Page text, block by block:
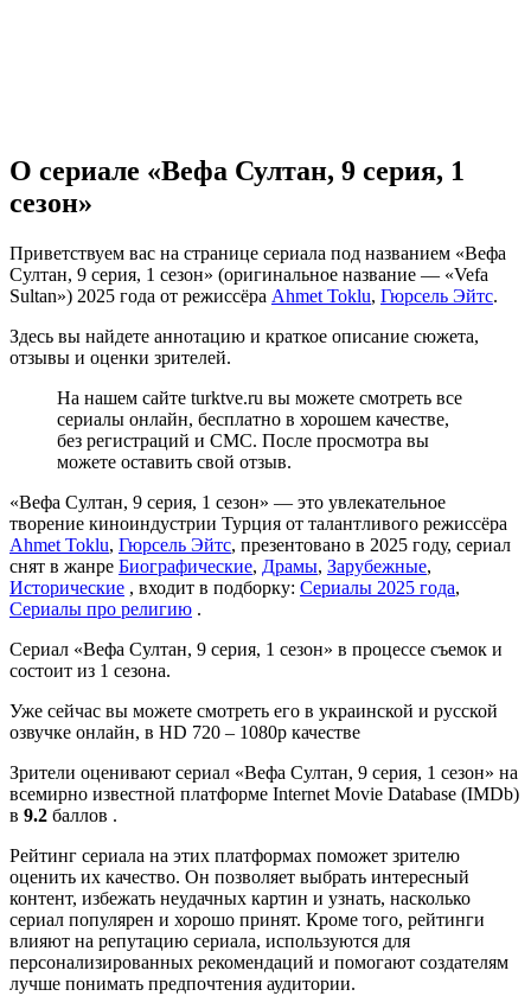
О сериале «Вефа Султан, 9 серия, 1
сезон»
Приветствуем вас на странице сериала под названием «Вефа
Султан, 9 серия, 1 сезон» (оригинальное название — «Vefa
Sultan») 2025 года от режиссёра Ahmet Toklu, Гюрсель Эйтс.
Здесь вы найдете аннотацию и краткое описание сюжета,
отзывы и оценки зрителей.
На нашем сайте turktve.ru вы можете смотреть все
сериалы онлайн, бесплатно в хорошем качестве,
без регистраций и СМС. После просмотра вы
можете оставить свой отзыв.
«Вефа Султан, 9 серия, 1 сезон» — это увлекательное
творение киноиндустрии Турция от талантливого режиссёра
Ahmet Toklu, Гюрсель Эйтс, презентовано в 2025 году, сериал
снят в жанре Биографические, Драмы, Зарубежные,
Исторические , входит в подборку: Сериалы 2025 года,
Сериалы про религию .
Сериал «Вефа Султан, 9 серия, 1 сезон» в процессе съемок и
состоит из 1 сезона.
Уже сейчас вы можете смотреть его в украинской и русской
озвучке онлайн, в HD 720 – 1080p качестве
Зрители оценивают сериал «Вефа Султан, 9 серия, 1 сезон» на
всемирно известной платформе Internet Movie Database (IMDb)
в 9.2 баллов .
Рейтинг сериала на этих платформах поможет зрителю
оценить их качество. Он позволяет выбрать интересный
контент, избежать неудачных картин и узнать, насколько
сериал популярен и хорошо принят. Кроме того, рейтинги
влияют на репутацию сериала, используются для
персонализированных рекомендаций и помогают создателям
лучше понимать предпочтения аудитории.